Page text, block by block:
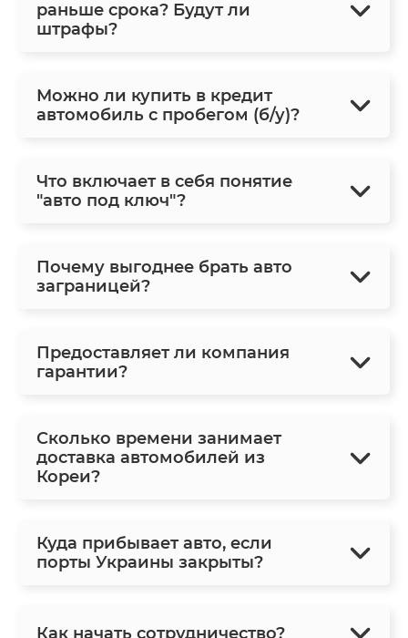
раньше срока? Будут ли
штрафы?
Можно ли купить в кредит
автомобиль с пробегом (б/у)?
Что включает в себя понятие
"авто под ключ"?
Почему выгоднее брать авто
заграницей?
Предоставляет ли компания
гарантии?
Сколько времени занимает
доставка автомобилей из
Кореи?
Куда прибывает авто, если
порты Украины закрыты?
Как начать сотрудничество?